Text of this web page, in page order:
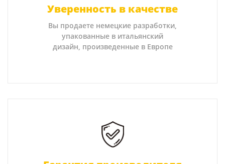
Уверенность в качестве
Вы продаете немецкие разработки,
упакованные в итальянский
дизайн, произведенные в Европе